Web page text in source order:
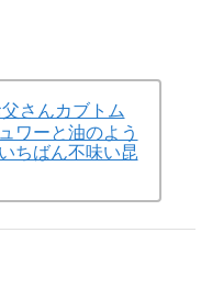
父さんカブトム
ワーと油のよう
ちばん不味い昆